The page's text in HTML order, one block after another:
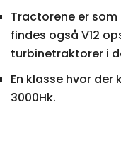
Tractorene er
findes også V12
turbinetraktorer i
En klasse hvor
3000Hk.